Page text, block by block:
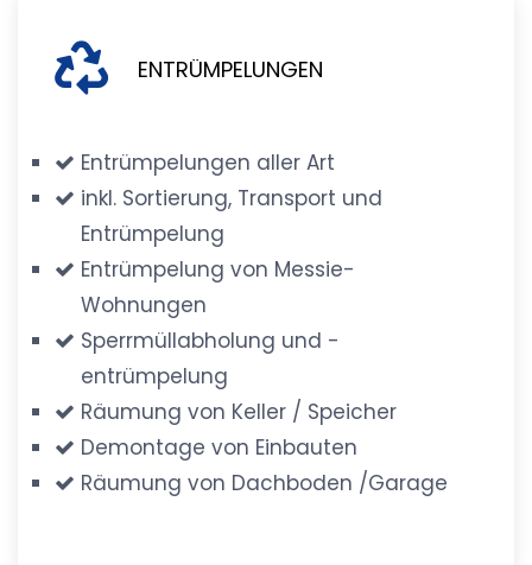
ENTRÜMPELUNGEN
Entrümpelungen aller Art
inkl. Sortierung, Transport und
Entrümpelung
Entrümpelung von Messie-
Wohnungen
Sperrmüllabholung und -
entrümpelung
Räumung von Keller / Speicher
Demontage von Einbauten
Räumung von Dachboden /Garage